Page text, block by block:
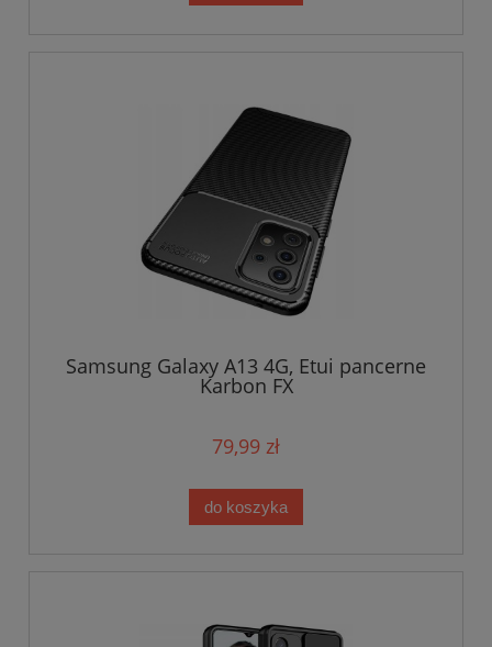
Samsung Galaxy A13 4G, Etui pancerne
Karbon FX
79,99 zł
do koszyka